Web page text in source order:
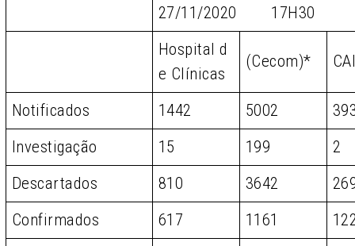
27/11/2020 17H30
Hospital d
e Clínicas
(Cecom)*
Notificados 1442 5002
Investigação
15 199
2
Descartados
810 3642
Confirmados
617 1161